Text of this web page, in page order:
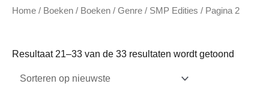
Home / Boeken / Boeken / Genre / SMP Edities / Pagina 2
Resultaat 21–33 van de 33 resultaten wordt getoond